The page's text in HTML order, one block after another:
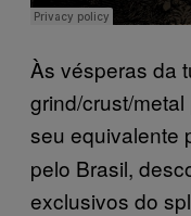
Às vésperas da
grind/crust/
seu equivalente
pelo Brasil,
exclusivos do